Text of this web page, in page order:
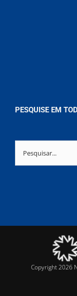
PESQUISE EM
Copyright 2026